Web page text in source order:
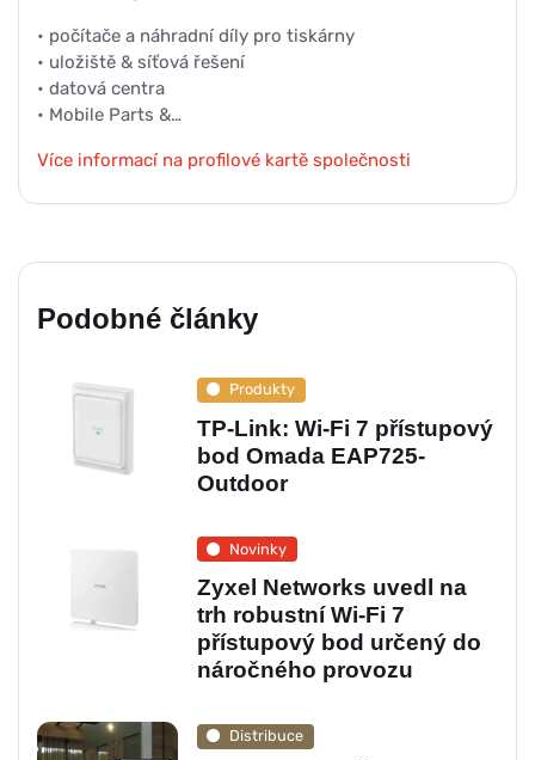
• počítače a náhradní díly pro tiskárny
• uložiště & síťová řešení
• datová centra
• Mobile Parts &…
Více informací na profilové kartě společnosti
Podobné články
Produkty
TP-Link: Wi-Fi 7 přístupový
bod Omada EAP725-
Outdoor
Novinky
Zyxel Networks uvedl na
trh robustní Wi-Fi 7
přístupový bod určený do
náročného provozu
Distribuce